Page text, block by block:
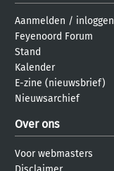
Aanmelden / inloggen
Feyenoord Forum
Stand
Kalender
E-zine (nieuwsbrief)
Nieuwsarchief
Over ons
Voor webmasters